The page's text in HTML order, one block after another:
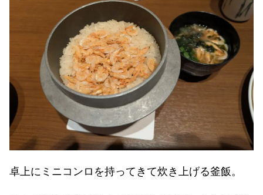
卓上にミニコンロを持ってきて炊き上げる釜飯。